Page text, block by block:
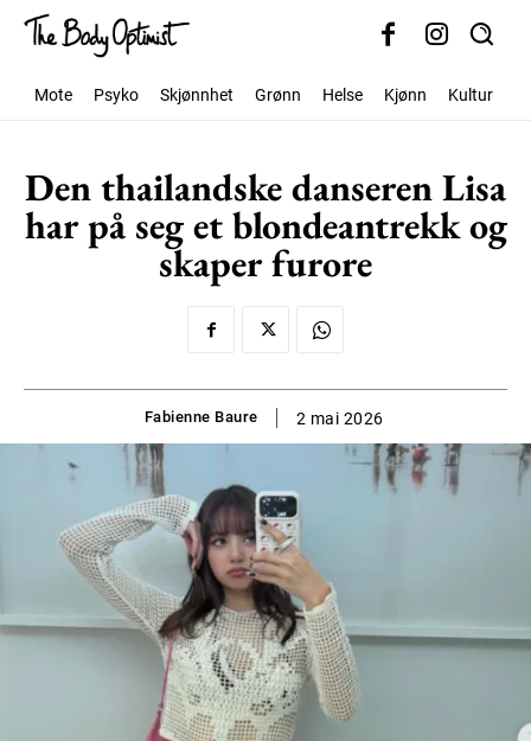
Mote Psyko Skjønnhet Grønn Helse Kjønn Kultur
Den thailandske danseren Lisa
har på seg et blondeantrekk og
skaper furore
Fabienne Baure 2 mai 2026